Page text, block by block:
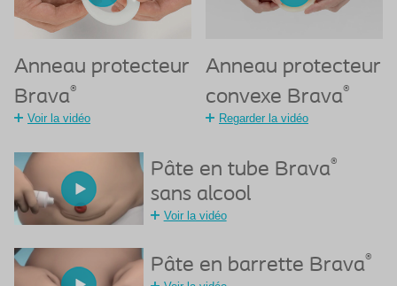
Anneau protecteur
Brava®
Voir la vidéo
Anneau protecteur
convexe Brava®
Regarder la vidéo
Pâte en tube Brava®
sans alcool
Voir la vidéo
Pâte en barrette Brava®